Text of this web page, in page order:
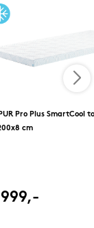
Pro Plus SmartCool
cm